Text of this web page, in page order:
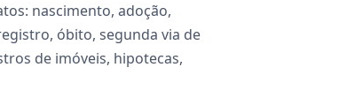
nascimento, adoção,
óbito, segunda via de
de imóveis, hipotecas,